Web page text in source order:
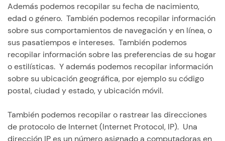
Además podemos recopilar su fecha de nacimiento,
edad o género. También podemos recopilar información
sobre sus comportamientos de navegación y en línea, o
sus pasatiempos e intereses. También podemos
recopilar información sobre las preferencias de su hogar
o estilísticas. Y además podemos recopilar información
sobre su ubicación geográfica, por ejemplo su código
postal, ciudad y estado, y ubicación móvil.
También podemos recopilar o rastrear las direcciones
de protocolo de Internet (Internet Protocol, IP). Una
dirección IP es un número asignado a computadoras en